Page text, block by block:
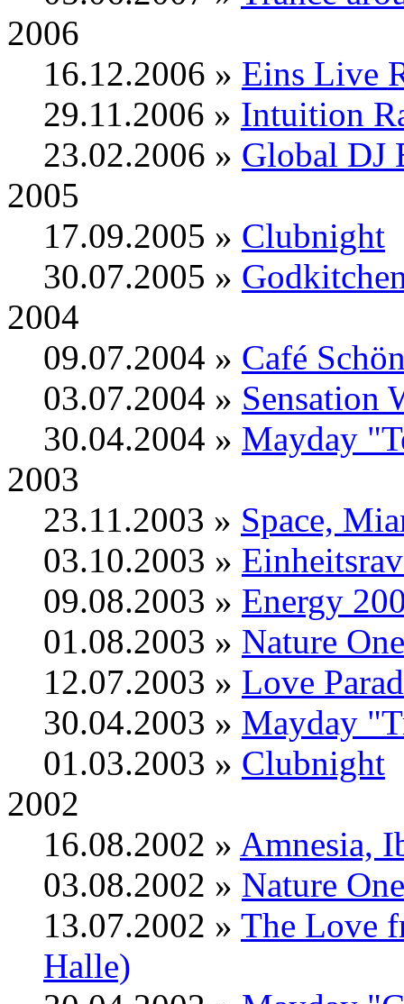
2006
16.12.2006 » Eins Live
29.11.2006 » Intuition
23.02.2006 » Global DJ
2005
17.09.2005 » Clubnight
30.07.2005 »
2004
09.07.2004 » Café
03.07.2004 » Sensation
30.04.2004 » Mayday
2003
23.11.2003 » Space,
03.10.2003 »
09.08.2003 » Energy
01.08.2003 » Nature
12.07.2003 » Love
30.04.2003 » Mayday
01.03.2003 » Clubnight
2002
16.08.2002 » Amnesia,
03.08.2002 » Nature One
13.07.2002 » The Love
Halle)